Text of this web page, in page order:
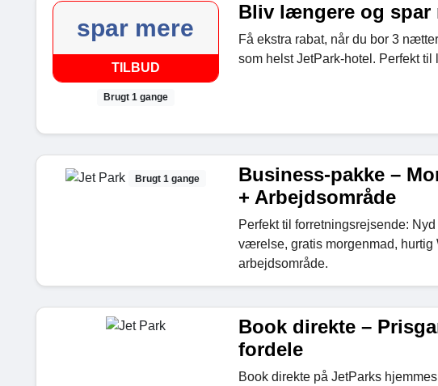
spar mere
TILBUD
Brugt 1 gange
Bliv længere og spar
Få ekstra rabat, når du bor 3
som helst JetPark-hotel. Perfekt
Brugt 1 gange
Business-pakke –
+ Arbejdsområde
Perfekt til forretningsrejsende:
værelse, gratis morgenmad, hurtig
arbejdsområde.
Book direkte –
fordele
Book direkte på JetParks